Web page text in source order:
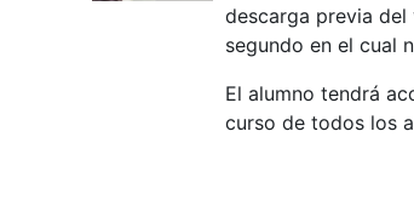
descarga previa
segundo en el cual
El alumno tendrá
curso de todos los